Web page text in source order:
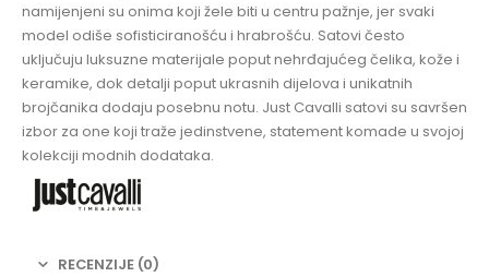
namijenjeni su onima koji žele biti u centru pažnje, jer svaki
model odiše sofisticiranošću i hrabrošću. Satovi često
uključuju luksuzne materijale poput nehrđajućeg čelika, kože i
keramike, dok detalji poput ukrasnih dijelova i unikatnih
brojčanika dodaju posebnu notu. Just Cavalli satovi su savršen
izbor za one koji traže jedinstvene, statement komade u svojoj
kolekciji modnih dodataka.
RECENZIJE (0)